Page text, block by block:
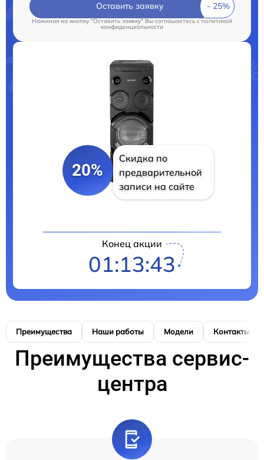
Оставить заявку
Нажимая на кнопку "Оставить заявку" Вы соглашаетесь cполитикой
конфиденциальности
20%
Скидка по
предварительной
записи на сайте
Конец акции
01:13:43
Преимущества Наши работы Модели Контакты
Преимущества сервис-
центра